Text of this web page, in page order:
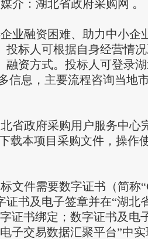
：湖北省政府采购网 。
企业融资困难、助力中小企
投标人可根据自身经营情
融资方式。投标人可登录
信息，主要流程咨询当地
政府采购用户服务中心
载本项目采购文件，操作
件需要数字证书（简称
证书及电子签章并在“湖北
证书绑定；数字证书及电
子交易数据汇聚平台”中